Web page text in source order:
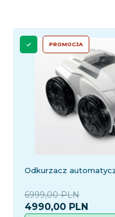
PROMOCJA
Odkurzacz
4990,00 PLN
6999,00 PLN